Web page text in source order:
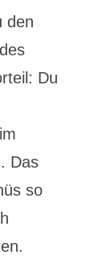
den
Du
Das
so